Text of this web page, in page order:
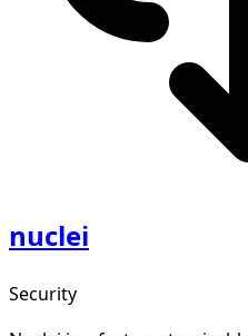
nuclei
Security